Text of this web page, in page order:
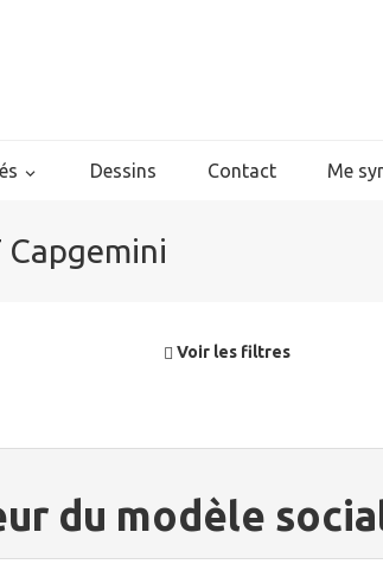
Dessins Contact Me
Voir les filtres
du modèle